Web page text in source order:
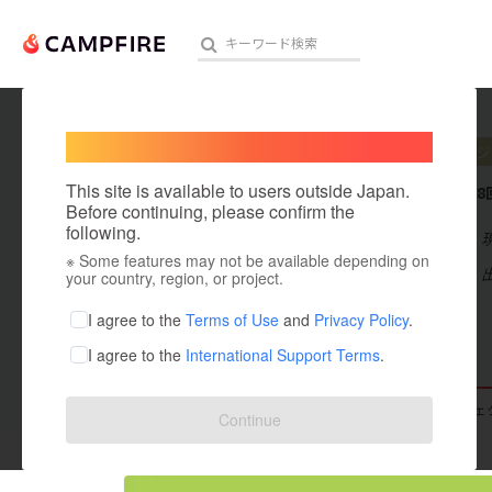
人気のプロジェクト 注目の
アート・写真
テクノロジー・ガジェット
映像・映画
ビジネス・起業
まちづくり・地域活性化
This site is available to users outside Japan.
Before continuing, please confirm the
following.
※ Some features may not be available depending on
your country, region, or project.
I agree to the Terms of Use and Privacy Policy.
I agree to the International Support Terms.
Continue
これまでに8
出身国：日本
プロジ